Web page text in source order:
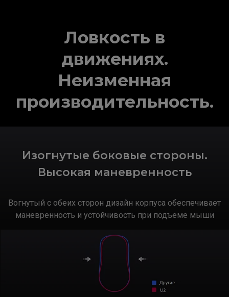
Ловкость в
движениях.
Неизменная
производительность.
Изогнутые боковые стороны.
Высокая маневренность
Вогнутый с обеих сторон дизайн корпуса обеспечивает
маневренность и устойчивость при подъеме мыши